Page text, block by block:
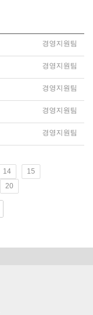
경영지원팀
경영지원팀
경영지원팀
경영지원팀
경영지원팀
14
15
20